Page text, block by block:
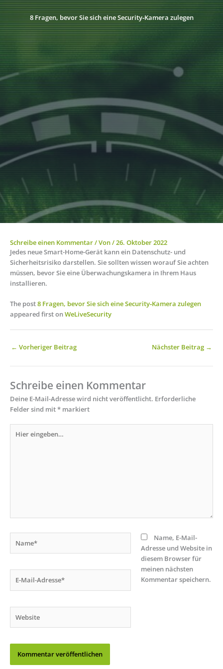
8 Fragen, bevor Sie sich eine Security‑Kamera zulegen
Schreibe einen Kommentar/ Von/26. Oktober 2022
Jedes neue Smart-Home-Gerät kann ein Datenschutz- und
Sicherheitsrisiko darstellen. Sie sollten wissen worauf Sie achten
müssen, bevor Sie eine Überwachungskamera in Ihrem Haus
installieren.
The post8 Fragen, bevor Sie sich eine Security‑Kamera zulegen
appeared first onWeLiveSecurity
← Vorheriger Beitrag Nächster Beitrag →
Schreibe einen Kommentar
Deine E-Mail-Adresse wird nicht veröffentlicht. Erforderliche
Felder sind mit* markiert
eingeben…
Mail-
Name, E-Mail-
Adresse und Website in
diesem Browser für
meinen nächsten
Kommentar speichern.